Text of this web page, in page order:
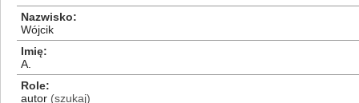
Nazwisko
Wójcik
Imię
A.
Role
autor (szukaj)